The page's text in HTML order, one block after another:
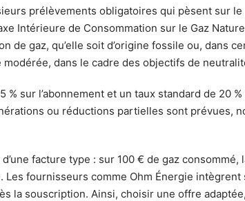
prélèvements obligatoires qui pèsent sur
Intérieure de Consommation sur le Gaz
de gaz, qu’elle soit d’origine fossile ou, dans
dans le cadre des objectifs de
% sur l’abonnement et un taux standard de 20
ou réductions partielles sont
facture type : sur 100 € de gaz
Les fournisseurs comme Ohm Énergie
la souscription. Ainsi, choisir une offre